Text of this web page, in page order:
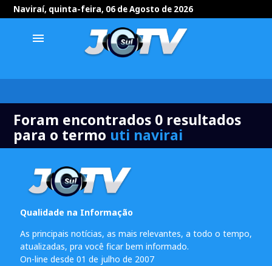
Naviraí, quinta-feira, 06 de Agosto de 2026
menu
Foram encontrados 0 resultados
para o termo uti navirai
Qualidade na Informação
As principais notícias, as mais relevantes, a todo o tempo,
atualizadas, pra você ficar bem informado.
On-line desde 01 de julho de 2007